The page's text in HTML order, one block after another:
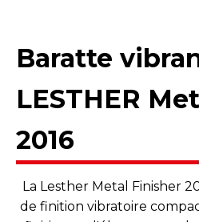
Baratte
LESTHER
2016
La Lesther Metal Finisher
de finition vibratoire